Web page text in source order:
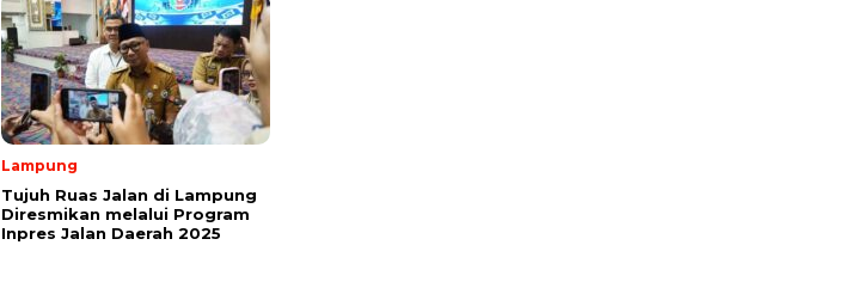
Lampung
Tujuh Ruas Jalan di Lampung
Diresmikan melalui Program
Inpres Jalan Daerah 2025